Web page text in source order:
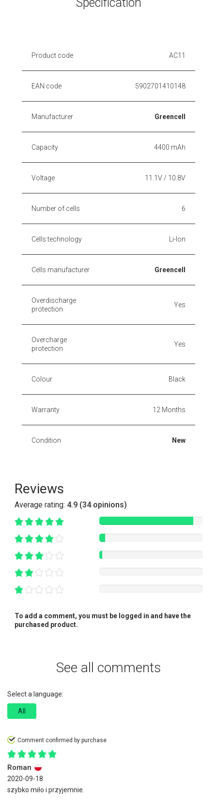
Product code AC11
EAN code 5902701410148
Manufacturer Greencell
Capacity 4400 mAh
Voltage 11.1V / 10.8V
Number of cells 6
Cells technology Li-Ion
Cells manufacturer Greencell
Overdischarge
protection
Yes
Overcharge
protection
Yes
Colour Black
Warranty 12 Months
Condition New
Reviews
Average rating: 4.9 (34 opinions)
To add a comment, you must be logged in and have the
purchased product.
See all comments
Select a language:
All
Comment confirmed by purchase
Roman
2020-09-18
szybko miło i przyjemnie.